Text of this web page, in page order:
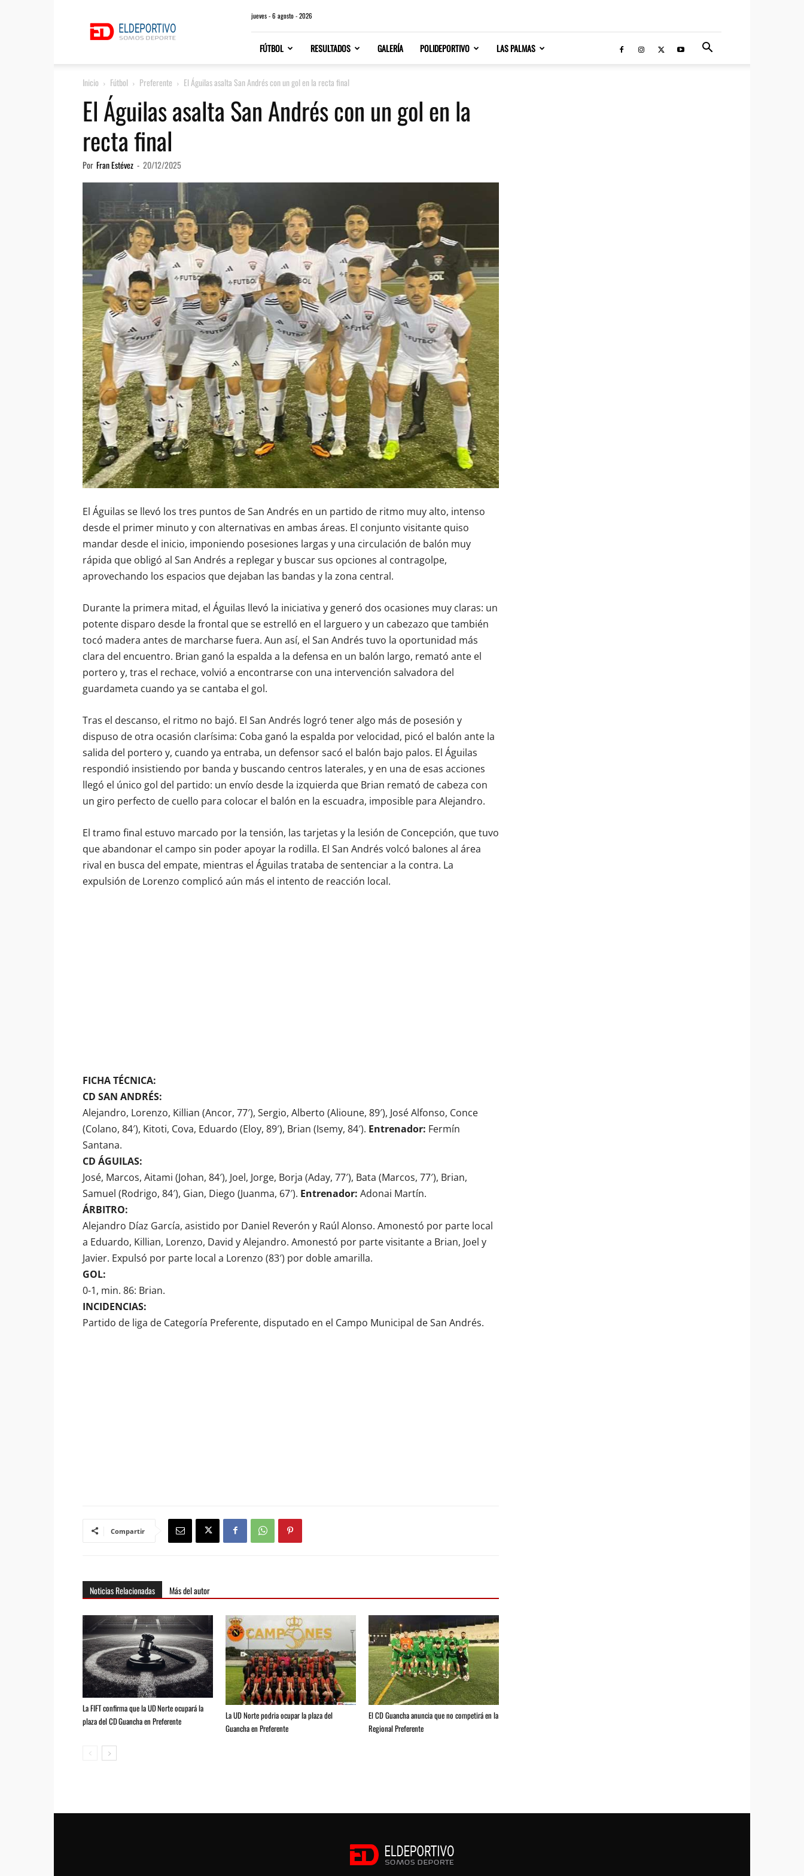
jueves - 6 agosto - 2026
FÚTBOL RESULTADOS GALERÍA POLIDEPORTIVO LAS PALMAS
Inicio Fútbol Preferente El Águilas asalta San Andrés con un gol en la recta final
El Águilas asalta San Andrés con un gol en la
recta final
Por Fran Estévez - 20/12/2025
El Águilas se llevó los tres puntos de San Andrés en un partido de ritmo muy alto, intenso
desde el primer minuto y con alternativas en ambas áreas. El conjunto visitante quiso
mandar desde el inicio, imponiendo posesiones largas y una circulación de balón muy
rápida que obligó al San Andrés a replegar y buscar sus opciones al contragolpe,
aprovechando los espacios que dejaban las bandas y la zona central.
Durante la primera mitad, el Águilas llevó la iniciativa y generó dos ocasiones muy claras: un
potente disparo desde la frontal que se estrelló en el larguero y un cabezazo que también
tocó madera antes de marcharse fuera. Aun así, el San Andrés tuvo la oportunidad más
clara del encuentro. Brian ganó la espalda a la defensa en un balón largo, remató ante el
portero y, tras el rechace, volvió a encontrarse con una intervención salvadora del
guardameta cuando ya se cantaba el gol.
Tras el descanso, el ritmo no bajó. El San Andrés logró tener algo más de posesión y
dispuso de otra ocasión clarísima: Coba ganó la espalda por velocidad, picó el balón ante la
salida del portero y, cuando ya entraba, un defensor sacó el balón bajo palos. El Águilas
respondió insistiendo por banda y buscando centros laterales, y en una de esas acciones
llegó el único gol del partido: un envío desde la izquierda que Brian remató de cabeza con
un giro perfecto de cuello para colocar el balón en la escuadra, imposible para Alejandro.
El tramo final estuvo marcado por la tensión, las tarjetas y la lesión de Concepción, que tuvo
que abandonar el campo sin poder apoyar la rodilla. El San Andrés volcó balones al área
rival en busca del empate, mientras el Águilas trataba de sentenciar a la contra. La
expulsión de Lorenzo complicó aún más el intento de reacción local.
FICHA TÉCNICA:
CD SAN ANDRÉS:
Alejandro, Lorenzo, Killian (Ancor, 77′), Sergio, Alberto (Alioune, 89′), José Alfonso, Conce
(Colano, 84′), Kitoti, Cova, Eduardo (Eloy, 89′), Brian (Isemy, 84′). Entrenador: Fermín
Santana.
CD ÁGUILAS:
José, Marcos, Aitami (Johan, 84′), Joel, Jorge, Borja (Aday, 77′), Bata (Marcos, 77′), Brian,
Samuel (Rodrigo, 84′), Gian, Diego (Juanma, 67′). Entrenador: Adonai Martín.
ÁRBITRO:
Alejandro Díaz García, asistido por Daniel Reverón y Raúl Alonso. Amonestó por parte local
a Eduardo, Killian, Lorenzo, David y Alejandro. Amonestó por parte visitante a Brian, Joel y
Javier. Expulsó por parte local a Lorenzo (83′) por doble amarilla.
GOL:
0-1, min. 86: Brian.
INCIDENCIAS:
Partido de liga de Categoría Preferente, disputado en el Campo Municipal de San Andrés.
Compartir
Noticias Relacionadas Más del autor
La FIFT confirma que la UD Norte ocupará la
plaza del CD Guancha en Preferente
La UD Norte podria ocupar la plaza del
Guancha en Preferente
El CD Guancha anuncia que no competirá en la
Regional Preferente